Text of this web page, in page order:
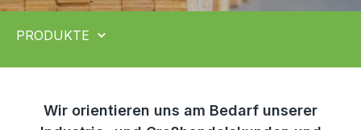
PRODUKTE
Wir orientieren uns am Bedarf unserer